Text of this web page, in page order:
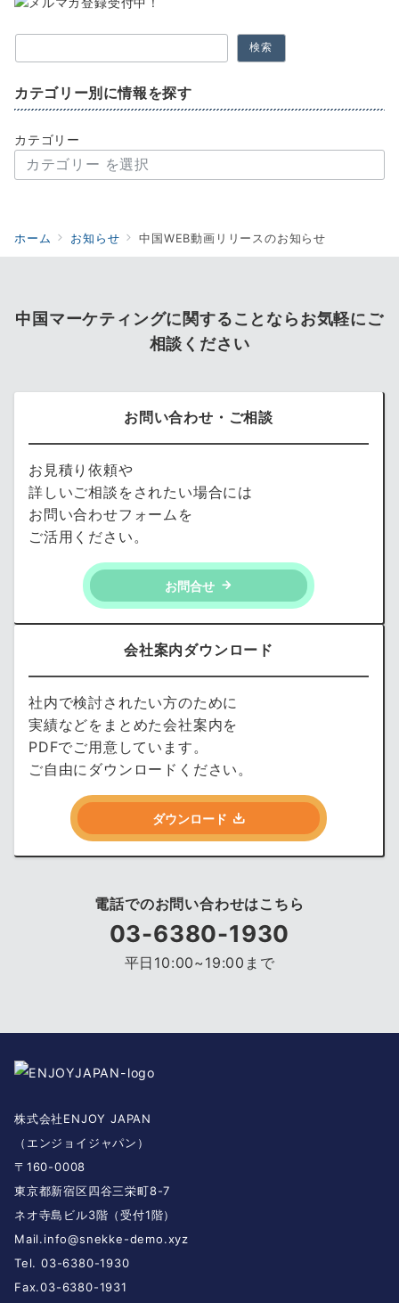
検索
カテゴリー別に情報を探す
カテゴリー
ホーム お知らせ 中国WEB動画リリースのお知らせ
中国マーケティングに関することならお気軽にご
相談ください
お問い合わせ・ご相談
お見積り依頼や
詳しいご相談をされたい場合には
お問い合わせフォームを
ご活用ください。
お問合せ
会社案内ダウンロード
社内で検討されたい方のために
実績などをまとめた会社案内を
PDFでご用意しています。
ご自由にダウンロードください。
ダウンロード
電話でのお問い合わせはこちら
03-6380-1930
平日10:00~19:00まで
株式会社ENJOY JAPAN
（エンジョイジャパン）
〒160-0008
東京都新宿区四谷三栄町8-7
ネオ寺島ビル3階（受付1階）
Mail.info@snekke-demo.xyz
Tel. 03-6380-1930
Fax.03-6380-1931